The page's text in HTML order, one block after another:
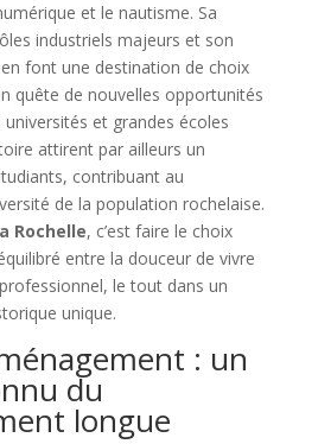
et le nautisme. Sa
industriels majeurs et son
font une destination de choix
quête de nouvelles opportunités
et grandes écoles
attirent par ailleurs un
contribuant au
de la population rochelaise.
Rochelle, c’est faire le choix
entre la douceur de vivre
le tout dans un
unique.
: un
du
longue